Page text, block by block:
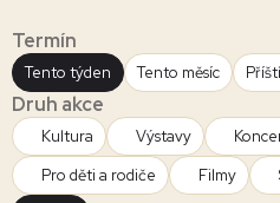
Termín
Tento týden Tento měsíc
Druh akce
Kultura Výstavy
Pro děti a rodiče
Filmy